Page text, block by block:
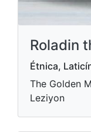
Roladin
Étnica,
The Golden
Leziyon